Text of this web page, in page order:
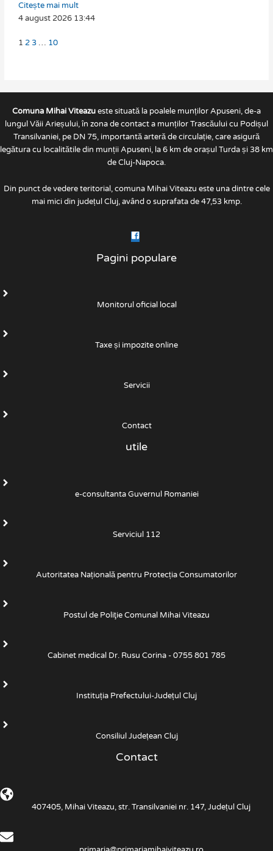
Citește mai mult
4 august 2026 13:44
1 2 3 … 10
Comuna Mihai Viteazueste situată la poalele munților Apuseni, de-a
lungul Văii Arieșului, în zona de contact a munților Trascăului cu Podișul
Transilvaniei, pe DN 75, importantă arteră de circulație, care asigură
legătura cu localitătile din munții Apuseni, la 6 km de orașul Turda și 38 km
de Cluj-Napoca.
Din punct de vedere teritorial, comuna Mihai Viteazu este una dintre cele
mai mici din județul Cluj, având o suprafata de 47,53 kmp.
Pagini populare
Monitorul oficial local
Taxe și impozite online
Servicii
Contact
utile
e-consultanta Guvernul Romaniei
Serviciul 112
Autoritatea Națională pentru Protecția Consumatorilor
Postul de Poliţie Comunal Mihai Viteazu
Cabinet medical Dr. Rusu Corina - 0755 801 785
Instituția Prefectului-Județul Cluj
Consiliul Județean Cluj
Contact
407405, Mihai Viteazu, str. Transilvaniei nr. 147, Județul Cluj